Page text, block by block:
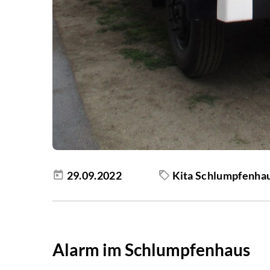
29.09.2022 Kita
Alarm im Schlumpfenhaus